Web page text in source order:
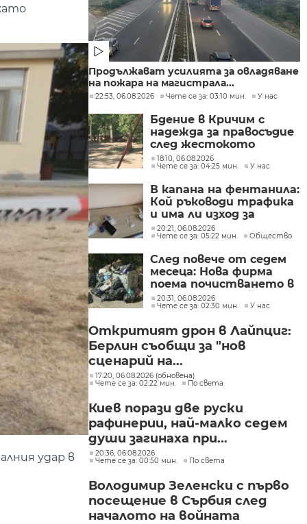
удар в
Продължават усилията за овладяване
на пожара на магистрала...
22:53, 06.08.2026 Чете се за: 03:10 мин. У нас
Бдение в Кричим с
надежда за правосъдие
след жестокото
убийство на млад мъж
в Пловдив от
18:10, 06.08.2026
Чете се за: 04:25 мин.
У нас
В капана на фентанила:
Кой ръководи трафика
и има ли изход за
пристрастените?
20:21, 06.08.2026
Чете се за: 05:22 мин.
Общество
След повече от седем
месеца: Нова фирма
поема почистването в
столичните райони
"Слатина", "Подуяне" и
20:31, 06.08.2026
Чете се за: 02:30 мин.
У нас
Откритият дрон в Лайпциг:
Берлин съобщи за "нов
сценарий на...
17:20, 06.08.2026 (обновена)
Чете се за: 02:22 мин.
По света
Киев порази две руски
рафинерии, най-малко седем
души загинаха при...
20:36, 06.08.2026
Чете се за: 00:50 мин.
По света
Володимир Зеленски с първо
посещение в Сърбия след
началото на войната